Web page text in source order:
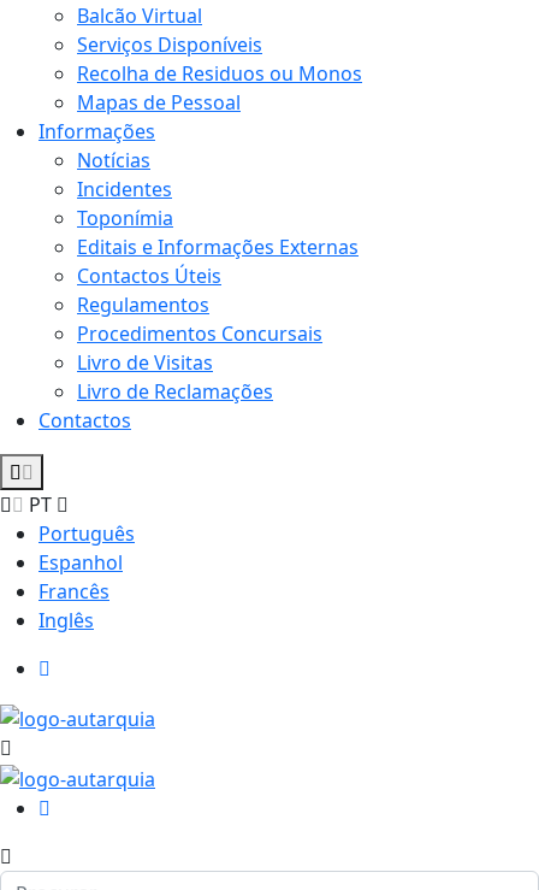
Balcão Virtual
Serviços Disponíveis
Recolha de Residuos ou Monos
Mapas de Pessoal
Informações
Notícias
Incidentes
Toponímia
Editais e Informações Externas
Contactos Úteis
Regulamentos
Procedimentos Concursais
Livro de Visitas
Livro de Reclamações
Contactos
PT
Português
Espanhol
Francês
Inglês